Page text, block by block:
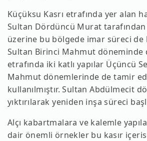
Küçüksu Kasrı etrafında yer alan
Sultan Dördüncü Murat
üzerine bu bölgede imar süreci de
Sultan Birinci Mahmut döneminde
etrafında iki katlı yapılar Üçüncü
Mahmut dönemlerinde de tamir
kullanılmıştır. Sultan Abdülmecit
yıktırılarak yeniden inşa süreci
Alçı kabartmalara ve kalemle
dair önemli örnekler bu kasır